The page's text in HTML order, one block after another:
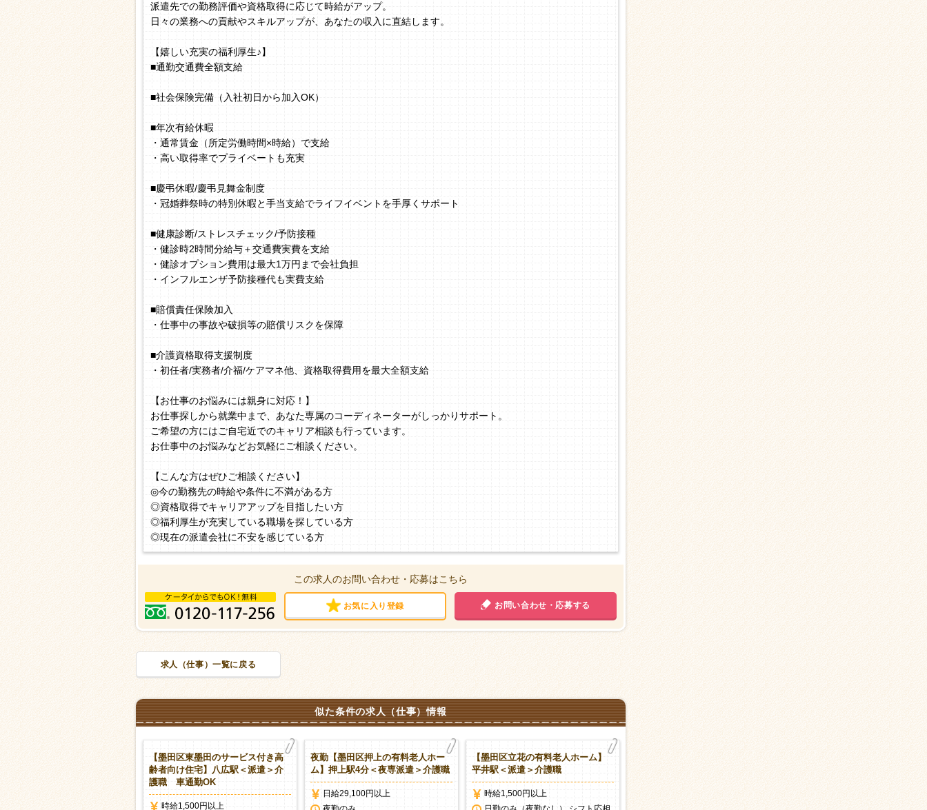
派遣先での勤務評価や資格取得に応じて時給がアップ。
日々の業務への貢献やスキルアップが、あなたの収入に直結します。
【嬉しい充実の福利厚生♪】
■通勤交通費全額支給
■社会保険完備（入社初日から加入OK）
■年次有給休暇
・通常賃金（所定労働時間×時給）で支給
・高い取得率でプライベートも充実
■慶弔休暇/慶弔見舞金制度
・冠婚葬祭時の特別休暇と手当支給でライフイベントを手厚くサポート
■健康診断/ストレスチェック/予防接種
・健診時2時間分給与＋交通費実費を支給
・健診オプション費用は最大1万円まで会社負担
・インフルエンザ予防接種代も実費支給
■賠償責任保険加入
・仕事中の事故や破損等の賠償リスクを保障
■介護資格取得支援制度
・初任者/実務者/介福/ケアマネ他、資格取得費用を最大全額支給
【お仕事のお悩みには親身に対応！】
お仕事探しから就業中まで、あなた専属のコーディネーターがしっかりサポート。
ご希望の方にはご自宅近でのキャリア相談も行っています。
お仕事中のお悩みなどお気軽にご相談ください。
【こんな方はぜひご相談ください】
◎今の勤務先の時給や条件に不満がある方
◎資格取得でキャリアアップを目指したい方
◎福利厚生が充実している職場を探している方
◎現在の派遣会社に不安を感じている方
この求人のお問い合わせ・応募はこちら
お気に入り登録 お問い合わせ・応募する
求人（仕事）一覧に戻る
似た条件の求人（仕事）情報
【墨田区東墨田のサービス付き高
齢者向け住宅】八広駅＜派遣＞介
護職 車通勤OK
時給1,500円以上
夜勤【墨田区押上の有料老人ホー
ム】押上駅4分＜夜専派遣＞介護職
日給29,100円以上
【墨田区立花の有料老人ホーム】
平井駅＜派遣＞介護職
時給1,500円以上